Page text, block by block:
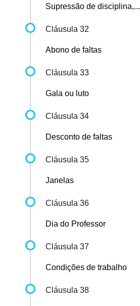
Supressão de disciplina,...
Cláusula 32
Abono de faltas
Cláusula 33
Gala ou luto
Cláusula 34
Desconto de faltas
Cláusula 35
Janelas
Cláusula 36
Dia do Professor
Cláusula 37
Condições de trabalho
Cláusula 38